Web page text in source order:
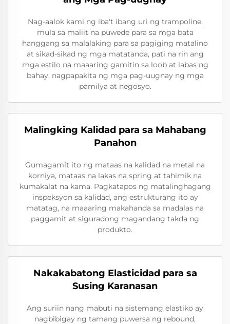
Nag-aalok kami ng iba't ibang uri ng trampoline,
mula sa maliit na puwede para sa mga bata
hanggang sa malalaking para sa pagiging matalino
at sikad-sikad ng mga matatanda, pati na rin ang
mga estilo na maaaring gamitin sa loob at labas ng
bahay, nagpapakita ng mga pag-uugnay ng mga
pamilya at negosyo.
Malingking Kalidad para sa Mahabang
Panahon
Gumagamit ito ng mataas na kalidad na metal na
korniya, mataas na lakas na spring at tahimik na
kumakalat na kama. Pagkatapos ng matalinghagang
inspeksyon sa kalidad, ang estrukturang ito ay
matatag, na maaaring makahanda sa madalas na
paggamit at siguradong magandang takda ng
produkto.
Nakakabatong Elasticidad para sa
Susing Karanasan
Ang suriin nang mabuti na sistemang elastiko ay
nagbibigay ng tamang puwersa ng rebound,